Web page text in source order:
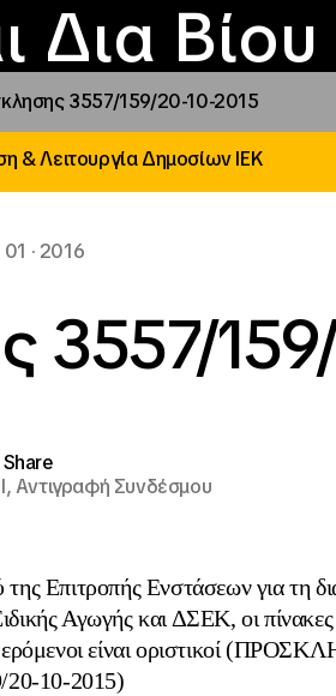
Δια
καιΕστίες
3557/159/20-10-2015
& Λειτουργία Δημοσίων ΙΕΚ
01 · 2016
3557/
Share
Αντιγραφή Συνδέσμου
Επιτροπής Ενστάσεων για τη
Αγωγής και ΔΣΕΚ, οι
είναι οριστικοί
20-10-2015)